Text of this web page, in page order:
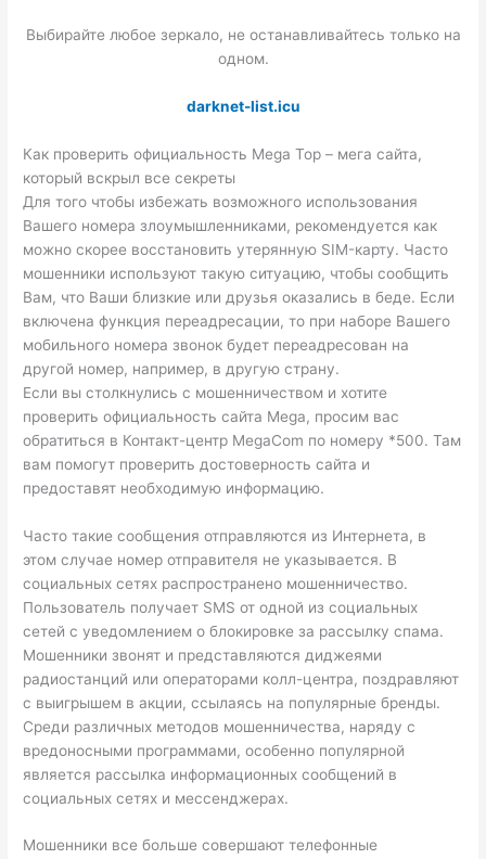
Выбирайте любое зеркало, не останавливайтесь только на
одном.
darknet-list.icu
Как проверить официальность Mega Top – мега сайта,
который вскрыл все секреты
Для того чтобы избежать возможного использования
Вашего номера злоумышленниками, рекомендуется как
можно скорее восстановить утерянную SIM-карту. Часто
мошенники используют такую ситуацию, чтобы сообщить
Вам, что Ваши близкие или друзья оказались в беде. Если
включена функция переадресации, то при наборе Вашего
мобильного номера звонок будет переадресован на
другой номер, например, в другую страну.
Если вы столкнулись с мошенничеством и хотите
проверить официальность сайта Mega, просим вас
обратиться в Контакт-центр MegaCom по номеру *500. Там
вам помогут проверить достоверность сайта и
предоставят необходимую информацию.
Часто такие сообщения отправляются из Интернета, в
этом случае номер отправителя не указывается. В
социальных сетях распространено мошенничество.
Пользователь получает SMS от одной из социальных
сетей с уведомлением о блокировке за рассылку спама.
Мошенники звонят и представляются диджеями
радиостанций или операторами колл-центра, поздравляют
с выигрышем в акции, ссылаясь на популярные бренды.
Среди различных методов мошенничества, наряду с
вредоносными программами, особенно популярной
является рассылка информационных сообщений в
социальных сетях и мессенджерах.
Мошенники все больше совершают телефонные